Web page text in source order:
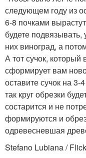
следующем году из
6-8 почками
будете
них виноград, а
А тот сучок,
сформирует вам
оставите сучок на
так круг обрезки
состарится и не
формируются и
одревесневшая
Stefano Lubiana /